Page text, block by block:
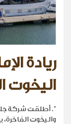
ريادة
اليخوت
". أطلقت شركة
واليخوت الفاخرة،